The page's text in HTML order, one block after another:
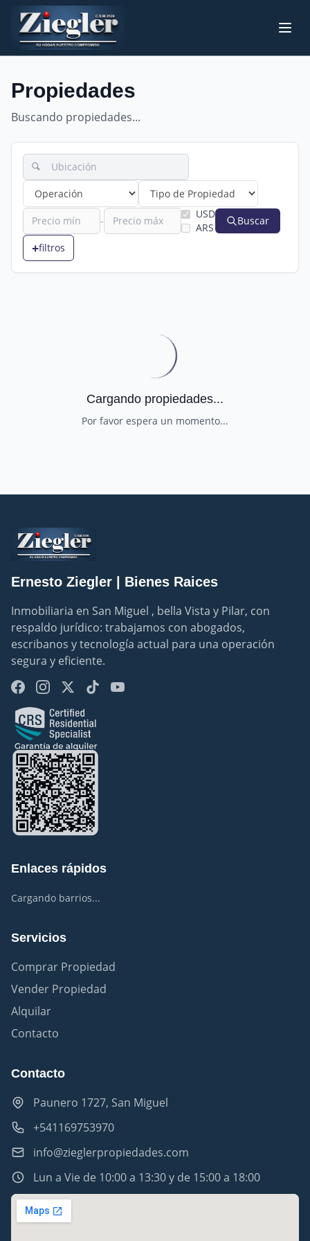
Propiedades
Buscando propiedades...
-
USD
ARS
Buscar
+filtros
Cargando propiedades...
Por favor espera un momento...
Ernesto Ziegler | Bienes Raices
Inmobiliaria en San Miguel , bella Vista y Pilar, con
respaldo jurídico: trabajamos con abogados,
escribanos y tecnología actual para una operación
segura y eficiente.
Enlaces rápidos
Cargando barrios...
Servicios
Comprar Propiedad
Vender Propiedad
Alquilar
Contacto
Contacto
Paunero 1727, San Miguel
+541169753970
info@zieglerpropiedades.com
Lun a Vie de 10:00 a 13:30 y de 15:00 a 18:00